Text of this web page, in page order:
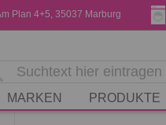
Plan 4+5, 35037 Marburg
MARKEN PRODUKTE